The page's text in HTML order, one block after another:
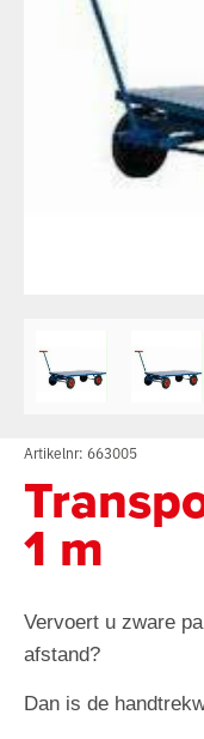
Artikelnr: 663005
1 m
Vervoert u zware
afstand?
Dan is de